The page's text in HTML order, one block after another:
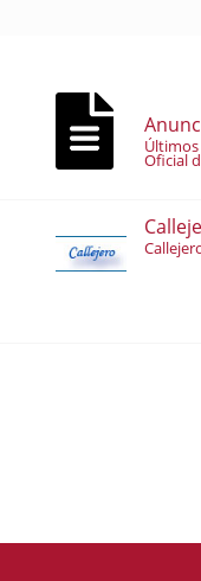
Oficial